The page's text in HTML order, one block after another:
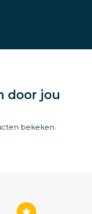
door jou
bekeken.